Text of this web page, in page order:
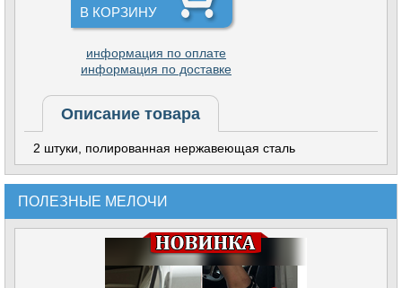
В КОРЗИНУ
информация по оплате
информация по доставке
Описание товара
2 штуки, полированная нержавеющая сталь
ПОЛЕЗНЫЕ МЕЛОЧИ